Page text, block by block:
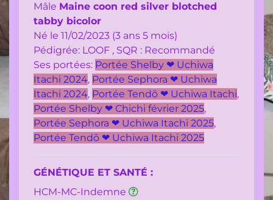
formations
Contact
Livre
Mâle Maine coon red silver blotched
tabby bicolor
Né le 11/02/2023 (3 ans 5 mois)
Pédigrée: LOOF , SQR : Recommandé
Ses portées: Portée Shelby ❤ Uchiwa
Itachi 2024, Portée Sephora ❤ Uchiwa
Itachi 2024, Portée Tendō ❤ Uchiwa Itachi,
Portée Shelby ❤ Chichi février 2025,
Portée Sephora ❤ Uchiwa Itachi 2025,
Portée Tendō ❤ Uchiwa Itachi 2025
GÉNÉTIQUE ET SANTÉ :
HCM-MC-Indemne